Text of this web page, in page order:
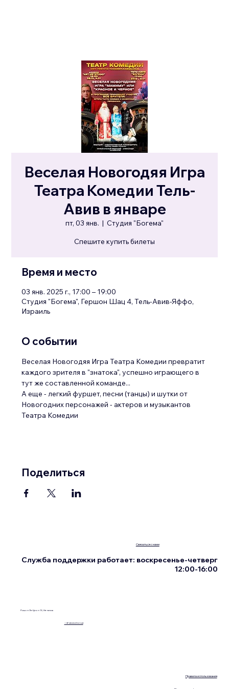
Веселая Новогодяя Игра
Театра Комедии Тель-
Авив в январе
пт, 03 янв.
  |
Студия "Богема"
Спешите купить билеты
Время и место
03 янв. 2025 г., 17:00 – 19:00
Студия "Богема", Гершон Шац 4, Тель-Авив-Яффо,
Израиль
О событии
Веселая Новогодяя Игра Театра Комедии превратит
каждого зрителя в "знатока", успешно играющего в
тут же составленной команде...
А еще - легкий фуршет, песни (танцы) и шутки от
Новогодних персонажей - актеров и музыкантов
Театра Комедии
Поделиться
Правила использования
Ришон Ле-Цион 13, Нетания
+972555076342
Связаться с нами
Служба поддержки работает: воскресенье-четверг
12:00-16:00